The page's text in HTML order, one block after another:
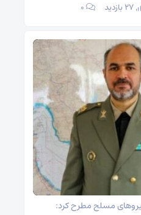
۰
مسلح مطرح کرد: